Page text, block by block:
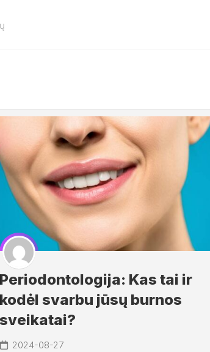
Periodontologija: Kas tai ir
kodėl svarbu jūsų burnos
sveikatai?
2024-08-27